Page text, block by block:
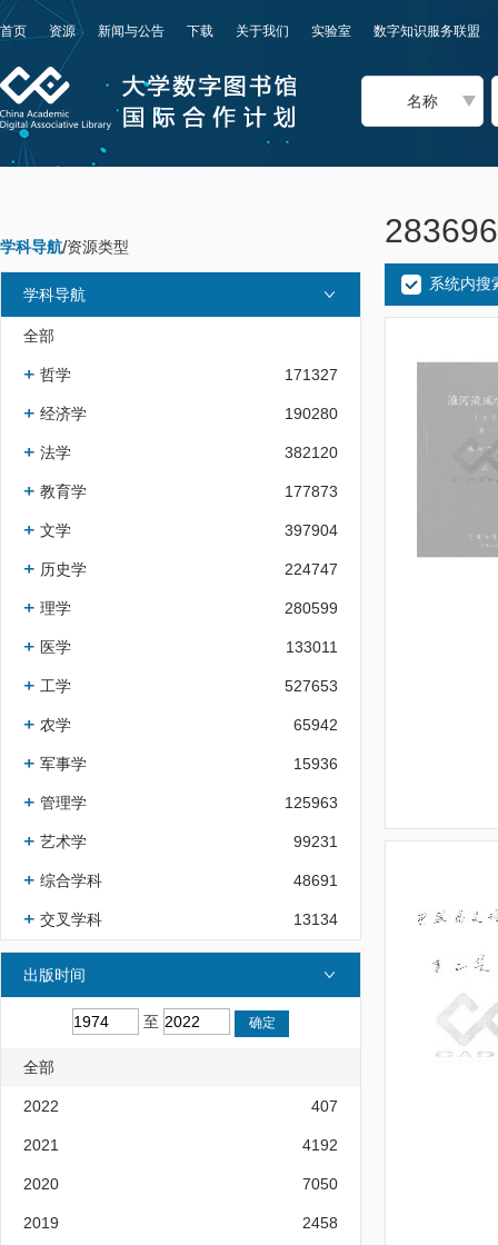
首页 资源 新闻与公告 下载 关于我们 实验室 数字知识服务联盟
名称
学科导航/资源类型
学科导航
全部
哲学 171327
经济学 190280
法学 382120
教育学 177873
文学 397904
历史学 224747
理学 280599
医学 133011
工学 527653
农学 65942
军事学 15936
管理学 125963
艺术学 99231
综合学科 48691
交叉学科 13134
出版时间
至
全部
2022 407
2021 4192
2020 7050
2019 2458
系统内搜